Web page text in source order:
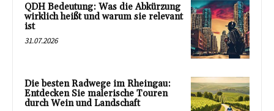
QDH Bedeutung: Was die Abkürzung
wirklich heißt und warum sie relevant
ist
31.07.2026
Die besten Radwege im Rheingau:
Entdecken Sie malerische Touren
durch Wein und Landschaft